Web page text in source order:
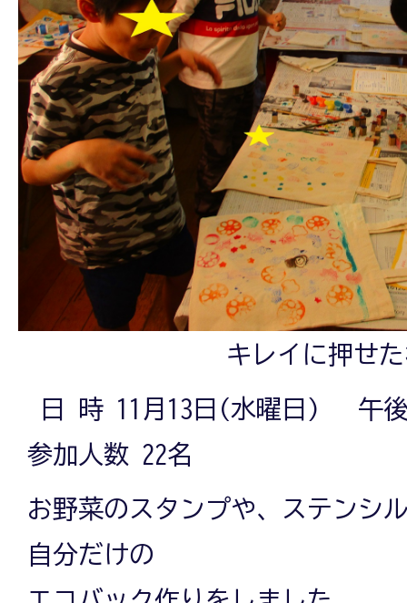
キレイに押せ
日 時 11月13日(水曜日) 午
参加人数 22名
お野菜のスタンプや、ステンシ
自分だけの